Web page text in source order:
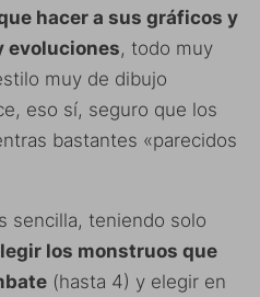
hacer a sus gráficos y
evoluciones, todo muy
muy de dibujo
eso sí, seguro que los
bastantes «parecidos
sencilla, teniendo solo
los monstruos que
(hasta 4) y elegir en